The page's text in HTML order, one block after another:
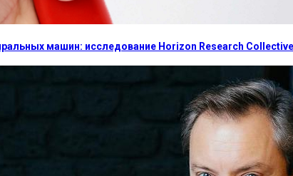
машин: исследование Horizon Research Collective